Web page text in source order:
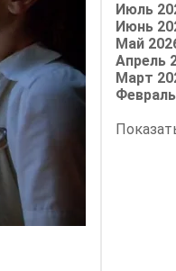
Июль
Июнь
Май
Апрель
Март